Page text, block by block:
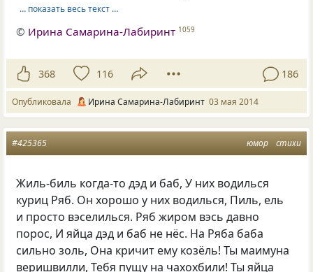
… показать весь текст …
© Ирина Самарина-Лабиринт 1059
368 116 186
Опубликовала Ирина Самарина-Лабиринт 03 мая 2014
юмор стихи
#425365
Жиль-биль когда-то дэд и баб, У них водилься
куриц Ряб. Он хорошо у них водилься, Пиль, ель
и просто вэселилься. Ряб жиром вэсь давно
порос, И яйца дэд и баб не нёс. На Ряба баба
сильно золь, Она кричит ему козёль! Ты маимуна
веришвилли, Тебя пущу на чахохбили! Ты яйца